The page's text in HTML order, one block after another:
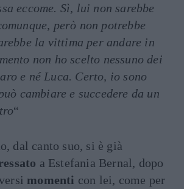
eccome. Sì, lui non sarebbe
però non potrebbe
la vittima per andare in
non ho scelto nessuno dei
e né Luca. Certo, io sono
cambiare e succedere da un
“
dal canto suo, si è già
a Estefania Bernal, dopo
momenti con lei, come per